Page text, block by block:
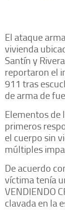
El ataque
vivienda
Santín y
reportaron el
911 tras
de arma de
Elementos de
primeros
el cuerpo sin
múltiples
De acuerdo
víctima tenía
VENDIENDO
clavada en la